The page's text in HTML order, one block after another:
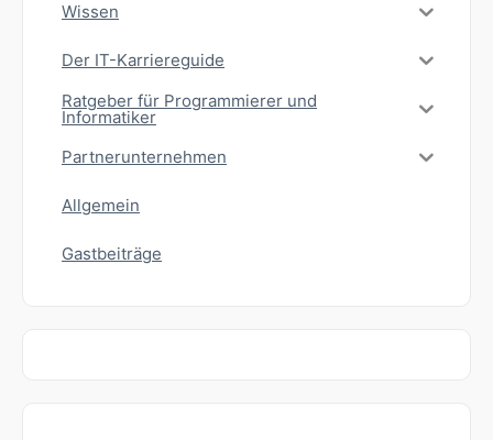
Wissen
Der IT-Karriereguide
Ratgeber für Programmierer und
Informatiker
Partnerunternehmen
Allgemein
Gastbeiträge